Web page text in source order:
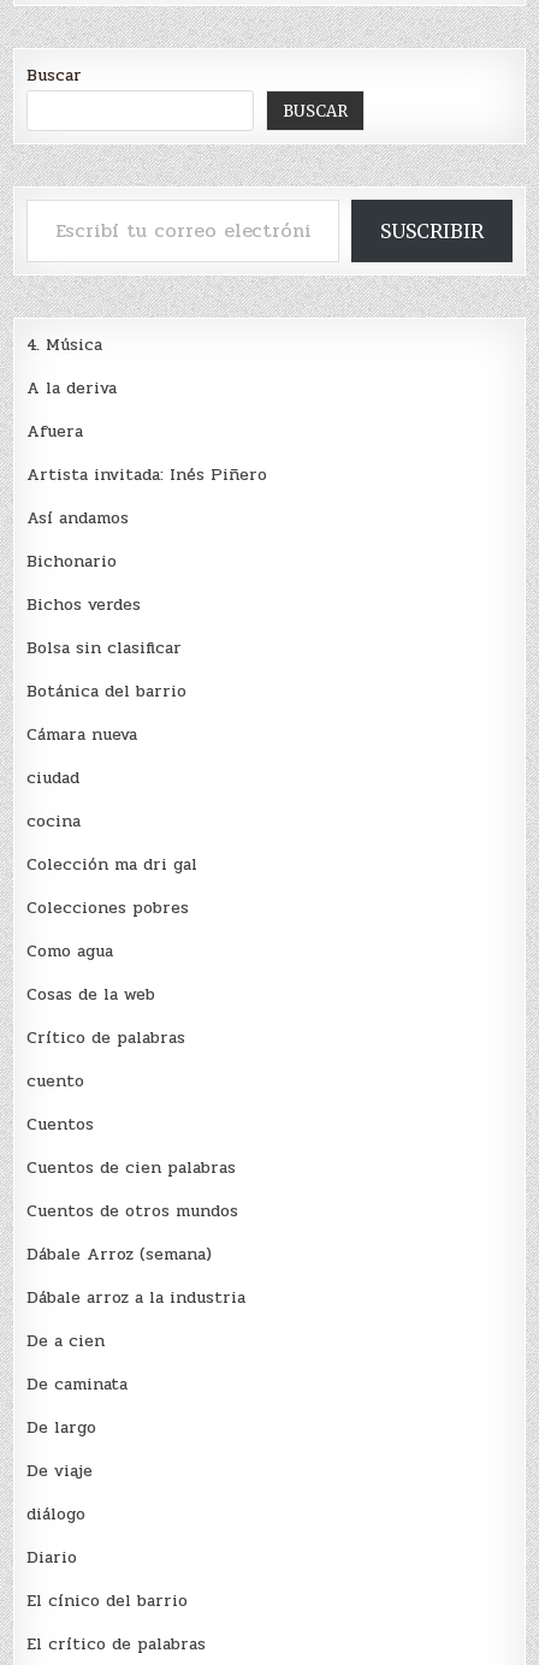
Buscar
BUSCAR
Escribí tu correo electrónico…
SUSCRIBIR
4. Música
A la deriva
Afuera
Artista invitada: Inés Piñero
Así andamos
Bichonario
Bichos verdes
Bolsa sin clasificar
Botánica del barrio
Cámara nueva
ciudad
cocina
Colección ma dri gal
Colecciones pobres
Como agua
Cosas de la web
Crítico de palabras
cuento
Cuentos
Cuentos de cien palabras
Cuentos de otros mundos
Dábale Arroz (semana)
Dábale arroz a la industria
De a cien
De caminata
De largo
De viaje
diálogo
Diario
El cínico del barrio
El crí­tico de palabras